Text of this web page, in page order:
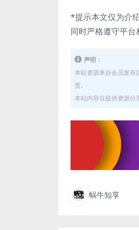
*提示本文仅为介
同时严格遵守平
声明：
本站资源来自会员发布
责。
本站内容仅提供资源分
蜗牛知享